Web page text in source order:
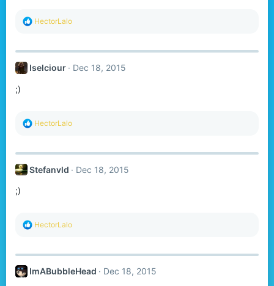
R
c
i
HectorLalo
Iselciour Dec 18, 2015
;)
R
c
i
HectorLalo
Stefanvld Dec 18, 2015
;)
R
c
i
HectorLalo
ImABubbleHead Dec 18, 2015